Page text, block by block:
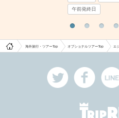
午前発終日
海外旅行・ツアーTop オプショナルツアーTop エ